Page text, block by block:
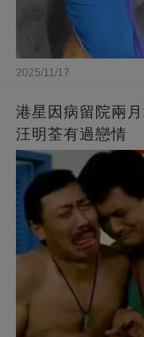
2025/11/17
港星因病留院兩
汪明荃有過戀情